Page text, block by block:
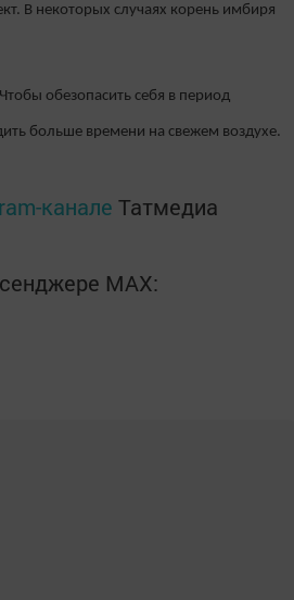
В некоторых случаях корень имбиря
обезопасить себя в период
больше времени на свежем воздухе.
канале Татмедиа
MАХ: